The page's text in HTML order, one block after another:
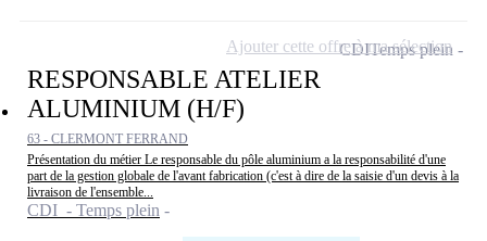
RESPONSABLE ATELIER
ALUMINIUM (H/F)
63 - CLERMONT FERRAND
Présentation du métier Le responsable du pôle aluminium a la responsabilité d'une
part de la gestion globale de l'avant fabrication (c'est à dire de la saisie d'un devis à la
livraison de l'ensemble...
CDI - Temps plein
CDITemps plein
Ajouter cette offre à ma sélection